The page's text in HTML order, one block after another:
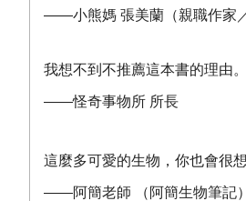
——小熊媽 張美蘭（親職作家
我想不到不推薦這本書的理由。
——怪奇事物所 所長
這麼多可愛的生物，你也會很
——阿簡老師 （阿簡生物筆記）